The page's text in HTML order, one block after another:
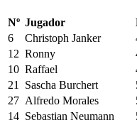
Nº Jugador
6
Christoph Janker
12 Ronny
10 Raffael
21 Sascha Burchert
27 Alfredo Morales
14 Sebastian Neumann